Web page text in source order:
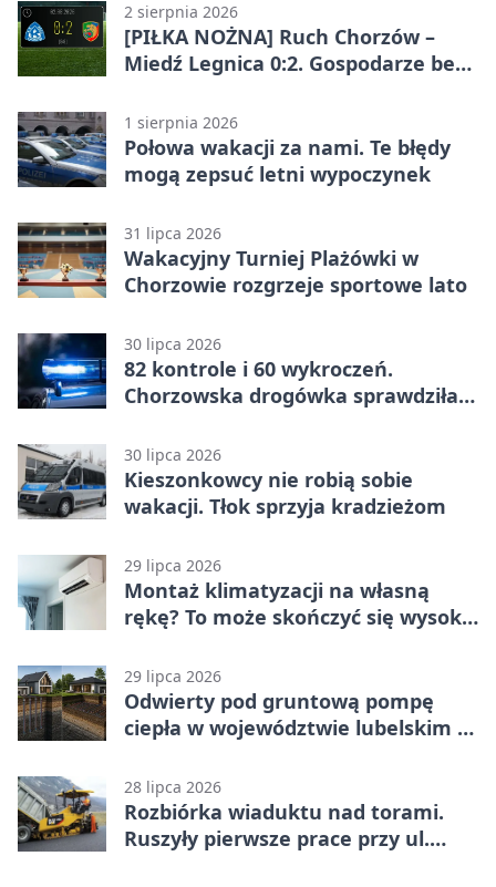
2 sierpnia 2026
[PIŁKA NOŻNA] Ruch Chorzów –
Miedź Legnica 0:2. Gospodarze bez
1 sierpnia 2026
Połowa wakacji za nami. Te błędy
mogą zepsuć letni wypoczynek
31 lipca 2026
Wakacyjny Turniej Plażówki w
Chorzowie rozgrzeje sportowe lato
30 lipca 2026
82 kontrole i 60 wykroczeń.
Chorzowska drogówka sprawdziła
30 lipca 2026
Kieszonkowcy nie robią sobie
wakacji. Tłok sprzyja kradzieżom
29 lipca 2026
Montaż klimatyzacji na własną
rękę? To może skończyć się wysoką
29 lipca 2026
Odwierty pod gruntową pompę
ciepła w województwie lubelskim -
28 lipca 2026
Rozbiórka wiaduktu nad torami.
Ruszyły pierwsze prace przy ul.